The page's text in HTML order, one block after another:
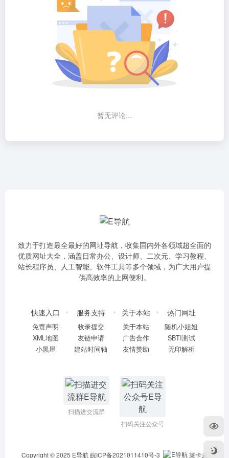
暂无评论...
致力于打造最全最好的网址导航，收集国内外各领域超全面的
优质网址大全，涵盖日常办公、设计师、二次元、学习教程、
站长程序员、人工智能、软件工具等多个领域，为广大用户提
供高效率的上网便利。
快速入口
免责声明
XML地图
小黑屋
服务支持
收录提交
友链申请
建站时间轴
关于本站
关于本站
广告合作
友情赞助
热门网址
随机小姐姐
SBTI测试
无印解析
扫描进交流群
扫码关注公众号
Copyright © 2025 E导航皖ICP备2021011410号-3 莱卡云